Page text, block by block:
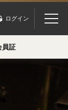
ログイン
員証